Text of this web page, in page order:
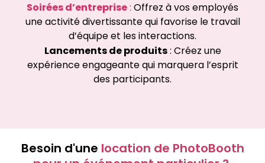
Soirées d’entreprise: Offrez à vos employés
une activité divertissante qui favorise le travail
d’équipe et les interactions.
Lancements de produits: Créez une
expérience engageante qui marquera l’esprit
des participants.
Besoin d'une location de PhotoBooth